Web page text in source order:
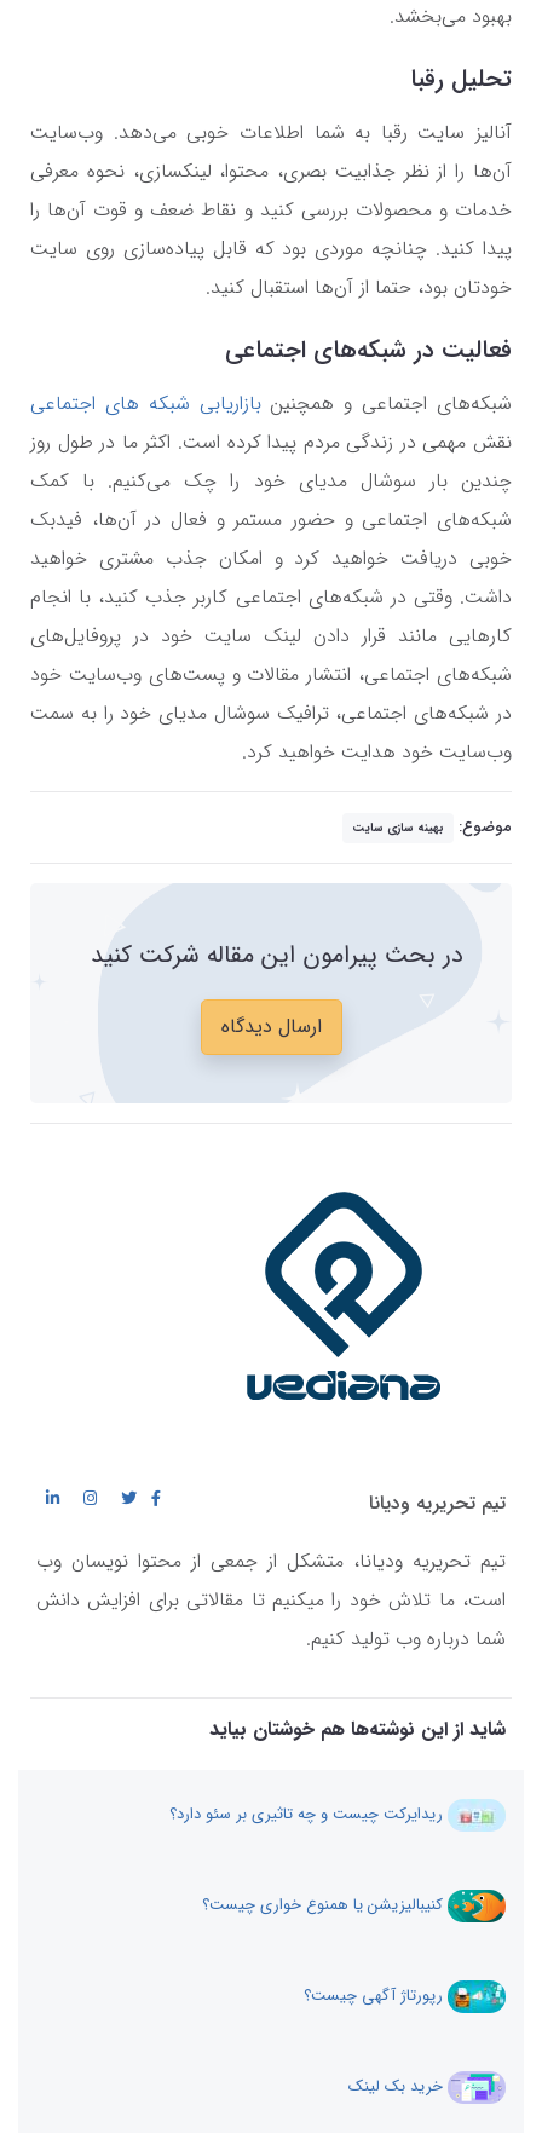
بهبود می‌بخشد.
تحلیل رقبا
آنالیز سایت رقبا به شما اطلاعات خوبی می‌دهد. وب‌سایت
آن‌ها را از نظر جذابیت بصری، محتوا، لینکسازی، نحوه معرفی
خدمات و محصولات بررسی کنید و نقاط ضعف و قوت آن‌ها را
پیدا کنید. چنانچه موردی بود که قابل پیاده‌سازی روی سایت
خودتان بود، حتما از آن‌ها استقبال کنید.
فعالیت در شبکه‌های اجتماعی
شبکه‌های اجتماعی و همچنینبازاریابی شبکه های اجتماعی
نقش مهمی در زندگی مردم پیدا کرده است. اکثر ما در طول روز
چندین بار سوشال مدیای خود را چک می‌کنیم. با کمک
شبکه‌های اجتماعی و حضور مستمر و فعال در آن‌ها، فیدبک
خوبی دریافت خواهید کرد و امکان جذب مشتری خواهید
داشت. وقتی در شبکه‌های اجتماعی کاربر جذب کنید، با انجام
کارهایی مانند قرار دادن لینک سایت خود در پروفایل‌های
شبکه‌های اجتماعی، انتشار مقالات و پست‌های وب‌سایت خود
در شبکه‌های اجتماعی، ترافیک سوشال مدیای خود را به سمت
وب‌سایت خود هدایت خواهید کرد.
موضوع: بهینه سازی سایت
در بحث پیرامون این مقاله شرکت کنید
ارسال دیدگاه
تیم تحریریه ودیانا
تیم تحریریه ودیانا، متشکل از جمعی از محتوا نویسان وب
است، ما تلاش خود را میکنیم تا مقالاتی برای افزایش دانش
شما درباره وب تولید کنیم.
شاید از این نوشته‌ها هم خوشتان بیاید
ریدایرکت چیست و چه تاثیری بر سئو دارد؟
کنیبالیزیشن یا همنوع خواری چیست؟
رپورتاژ آگهی چیست؟
خرید بک لینک